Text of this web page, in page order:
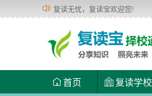
复读无忧，复读宝欢迎您!
首页 复读学校